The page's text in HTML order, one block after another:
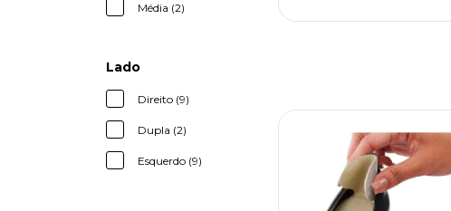
Média (2)
Lado
Direito (9)
Dupla (2)
Esquerdo (9)